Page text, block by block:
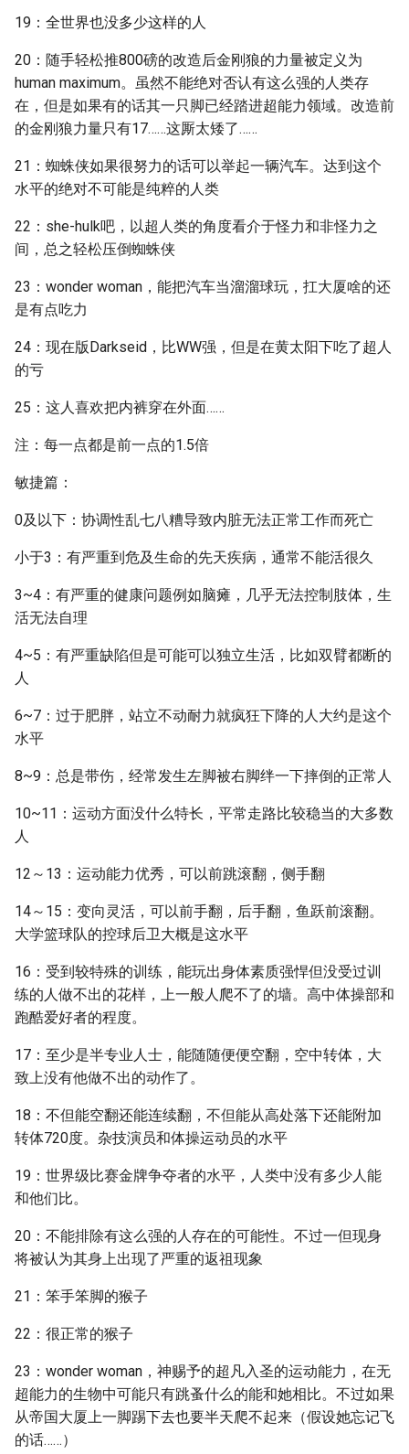
19：全世界也没多少这样的人
20：随手轻松推800磅的改造后金刚狼的力量被定义为
human maximum。虽然不能绝对否认有这么强的人类存
在，但是如果有的话其一只脚已经踏进超能力领域。改造前
的金刚狼力量只有17……这厮太矮了……
21：蜘蛛侠如果很努力的话可以举起一辆汽车。达到这个
水平的绝对不可能是纯粹的人类
22：she-hulk吧，以超人类的角度看介于怪力和非怪力之
间，总之轻松压倒蜘蛛侠
23：wonder woman，能把汽车当溜溜球玩，扛大厦啥的还
是有点吃力
24：现在版Darkseid，比WW强，但是在黄太阳下吃了超人
的亏
25：这人喜欢把内裤穿在外面……
注：每一点都是前一点的1.5倍
敏捷篇：
0及以下：协调性乱七八糟导致内脏无法正常工作而死亡
小于3：有严重到危及生命的先天疾病，通常不能活很久
3~4：有严重的健康问题例如脑瘫，几乎无法控制肢体，生
活无法自理
4~5：有严重缺陷但是可能可以独立生活，比如双臂都断的
人
6~7：过于肥胖，站立不动耐力就疯狂下降的人大约是这个
水平
8~9：总是带伤，经常发生左脚被右脚绊一下摔倒的正常人
10~11：运动方面没什么特长，平常走路比较稳当的大多数
人
12～13：运动能力优秀，可以前跳滚翻，侧手翻
14～15：变向灵活，可以前手翻，后手翻，鱼跃前滚翻。
大学篮球队的控球后卫大概是这水平
16：受到较特殊的训练，能玩出身体素质强悍但没受过训
练的人做不出的花样，上一般人爬不了的墙。高中体操部和
跑酷爱好者的程度。
17：至少是半专业人士，能随随便便空翻，空中转体，大
致上没有他做不出的动作了。
18：不但能空翻还能连续翻，不但能从高处落下还能附加
转体720度。杂技演员和体操运动员的水平
19：世界级比赛金牌争夺者的水平，人类中没有多少人能
和他们比。
20：不能排除有这么强的人存在的可能性。不过一但现身
将被认为其身上出现了严重的返祖现象
21：笨手笨脚的猴子
22：很正常的猴子
23：wonder woman，神赐予的超凡入圣的运动能力，在无
超能力的生物中可能只有跳蚤什么的能和她相比。不过如果
从帝国大厦上一脚踢下去也要半天爬不起来（假设她忘记飞
的话……）